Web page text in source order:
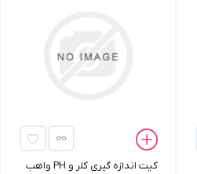
کیت اندازه‌ گیری کلر و PH واهب